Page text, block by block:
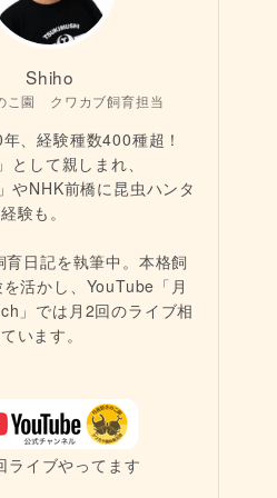
Shiho
こ園 クワカブ飼育担当
、経験種数400種超！
として親しまれ、
やNHK前橋に昆虫ハンタ
験も。
日記を執筆中。本格飼
活かし、YouTube「月
」では月2回のライブ相
います。
ライブやってます